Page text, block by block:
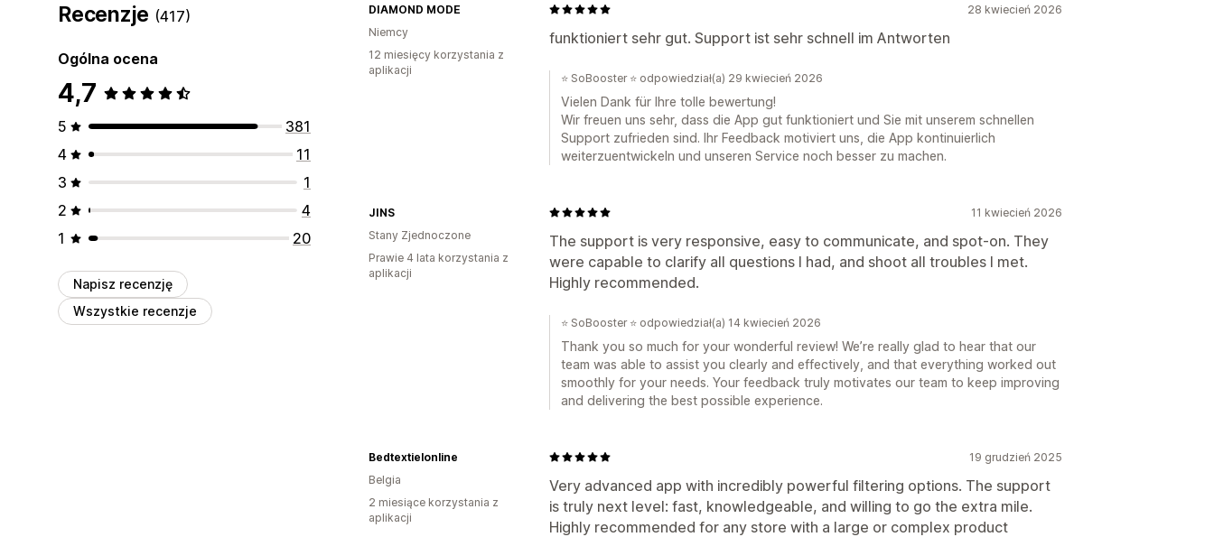
Recenzje (417)
Ogólna ocena
4,7
5
381
4
11
3
1
2
4
1
20
Napisz recenzję
Wszystkie recenzje
28 kwiecień 2026
funktioniert sehr gut. Support ist sehr schnell im Antworten
DIAMOND MODE
Niemcy
12 miesięcy korzystania z
aplikacji
⭐ SoBooster ⭐ odpowiedział(a) 29 kwiecień 2026
Vielen Dank für Ihre tolle bewertung!
Wir freuen uns sehr, dass die App gut funktioniert und Sie mit unserem schnellen
Support zufrieden sind. Ihr Feedback motiviert uns, die App kontinuierlich
weiterzuentwickeln und unseren Service noch besser zu machen.
11 kwiecień 2026
The support is very responsive, easy to communicate, and spot-on. They
were capable to clarify all questions I had, and shoot all troubles I met.
Highly recommended.
JINS
Stany Zjednoczone
Prawie 4 lata korzystania z
aplikacji
⭐ SoBooster ⭐ odpowiedział(a) 14 kwiecień 2026
Thank you so much for your wonderful review! We’re really glad to hear that our
team was able to assist you clearly and effectively, and that everything worked out
smoothly for your needs. Your feedback truly motivates our team to keep improving
and delivering the best possible experience.
19 grudzień 2025
Very advanced app with incredibly powerful filtering options. The support
is truly next level: fast, knowledgeable, and willing to go the extra mile.
Highly recommended for any store with a large or complex product
Bedtextielonline
Belgia
2 miesiące korzystania z
aplikacji